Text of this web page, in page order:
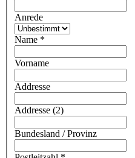
Anrede
Name *
Vorname
Addresse
Addresse (2)
Bundesland / Provinz